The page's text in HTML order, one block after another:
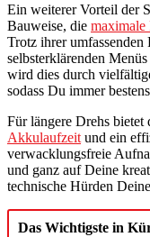
Ein weiterer Vorteil der
Bauweise, die
Trotz ihrer
selbsterklärenden
wird dies durch
sodass Du immer
Für längere Drehs
Akkulaufzeit und ein
verwacklungsfreie
und ganz auf Deine
technische Hürden
Das Wichtigste in